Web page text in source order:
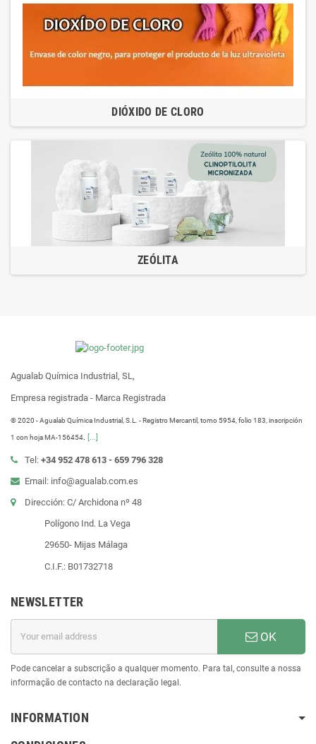
DIÓXIDO DE CLORO
ZEÓLITA
Agualab Química Industrial, SL,
Empresa registrada - Marca Registrada
® 2020 - Agualab Química Industrial, S.L. - Registro Mercantil, tomo 5954, folio 183, inscripción
1 con hoja MA-156454. [...]
Tel: +34 952 478 613 - 659 796 328
Email: info@agualab.com.es
Dirección: C/ Archidona nº 48
Polígono Ind. La Vega
29650- Mijas Málaga
C.I.F.: B01732718
NEWSLETTER
OK
Pode cancelar a subscrição a qualquer momento. Para tal, consulte a nossa
informação de contacto na declaração legal.
INFORMATION